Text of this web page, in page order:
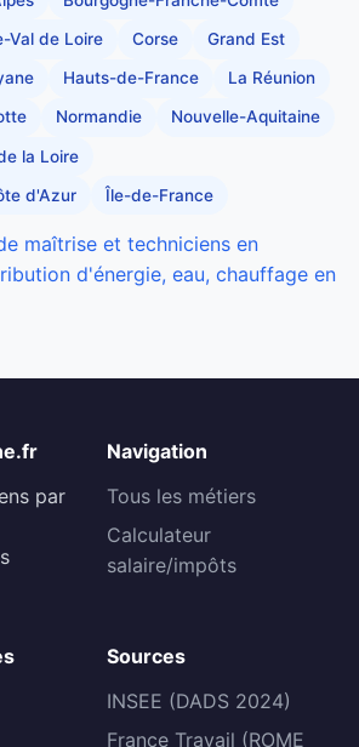
Val de Loire Corse Grand Est
Hauts-de-France La Réunion
Normandie Nouvelle-Aquitaine
la Loire
d'Azur Île-de-France
maîtrise et techniciens en
d'énergie, eau, chauffage en
par
Navigation
Tous les métiers
Calculateur
salaire/impôts
Sources
INSEE (DADS 2024)
France Travail (ROME